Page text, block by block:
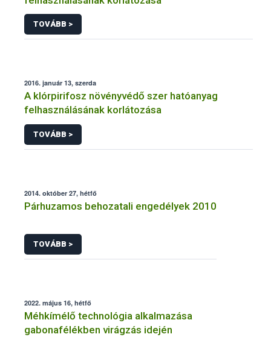
TOVÁBB >
2016. január 13, szerda
A klórpirifosz növényvédő szer hatóanyag
felhasználásának korlátozása
TOVÁBB >
2014. október 27, hétfő
Párhuzamos behozatali engedélyek 2010
TOVÁBB >
2022. május 16, hétfő
Méhkímélő technológia alkalmazása
gabonafélékben virágzás idején